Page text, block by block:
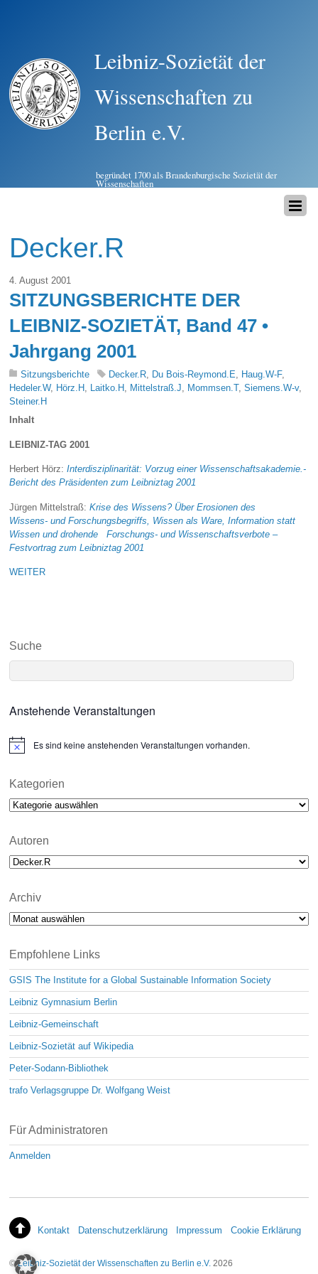
Leibniz-Sozietät der
Wissenschaften zu
Berlin e.V.
begründet 1700 als Brandenburgische Sozietät der
Wissenschaften
Decker.R
4. August 2001
SITZUNGSBERICHTE DER
LEIBNIZ-SOZIETÄT, Band 47 •
Jahrgang 2001
Sitzungsberichte Decker.R, Du Bois-Reymond.E, Haug.W-F,
Hedeler.W, Hörz.H , Laitko.H , Mittelstraß.J, Mommsen.T,Siemens.W-v,
Steiner.H
Inhalt
LEIBNIZ-TAG 2001
Herbert Hörz:Interdisziplinarität: Vorzug einer Wissenschaftsakademie.-
Bericht des Präsidenten zum Leibniztag 2001
Jürgen Mittelstraß:Krise des Wissens? Über Erosionen des
Wissens- und Forschungsbegriffs, Wissen als Ware, Information statt
Wissen und drohende Forschungs- und Wissenschaftsverbote –
Festvortrag zum Leibniztag 2001
WEITER
Suche
Anstehende Veranstaltungen
N
i
e
Es sind keine anstehenden Veranstaltungen vorhanden.
Kategorien
Kategorien
Autoren
Archiv
Archiv
Empfohlene Links
GSIS The Institute for a Global Sustainable Information Society
Leibniz Gymnasium Berlin
Leibniz-Gemeinschaft
Leibniz-Sozietät auf Wikipedia
Peter-Sodann-Bibliothek
trafo Verlagsgruppe Dr. Wolfgang Weist
Für Administratoren
Anmelden
Kontakt Datenschutzerklärung Impressum Cookie Erklärung
©Leibniz-Sozietät der Wissenschaften zu Berlin e.V. 2026